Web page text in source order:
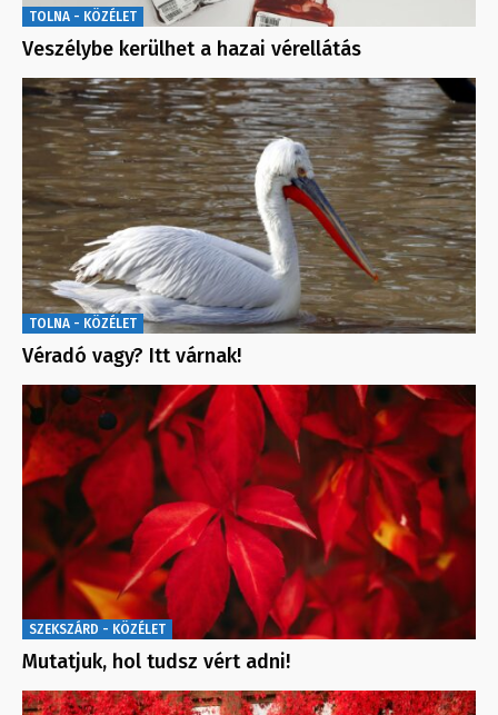
TOLNA - KÖZÉLET
Veszélybe kerülhet a hazai vérellátás
TOLNA - KÖZÉLET
Véradó vagy? Itt várnak!
SZEKSZÁRD - KÖZÉLET
Mutatjuk, hol tudsz vért adni!